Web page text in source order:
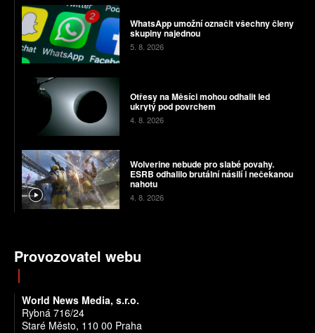
WhatsApp umožní označit všechny členy
skupiny najednou
5. 8. 2026
Otřesy na Měsíci mohou odhalit led
ukrytý pod povrchem
4. 8. 2026
Wolverine nebude pro slabé povahy.
ESRB odhalilo brutální násilí i nečekanou
nahotu
4. 8. 2026
Provozovatel webu
World News Media, s.r.o.
Rybná 716/24
Staré Město, 110 00 Praha